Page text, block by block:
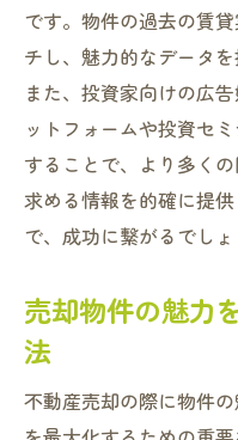
です。物件の過去の賃
チし、魅力的なデータ
また、投資家向けの広
ットフォームや投資セ
することで、より多く
求める情報を的確に提
で、成功に繋がるでしょ
売却物件の魅力
法
不動産売却の際に物件